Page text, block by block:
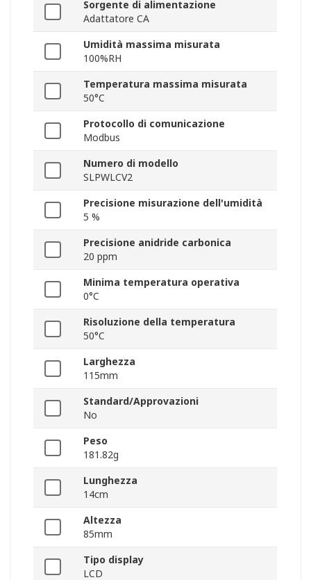
Sorgente di alimentazione
Adattatore CA
Umidità massima misurata
100%RH
Temperatura massima misurata
50°C
Protocollo di comunicazione
Modbus
Numero di modello
SLPWLCV2
Precisione misurazione dell'umidità
5 %
Precisione anidride carbonica
20 ppm
Minima temperatura operativa
0°C
Risoluzione della temperatura
50°C
Larghezza
115mm
Standard/Approvazioni
No
Peso
181.82g
Lunghezza
14cm
Altezza
85mm
Tipo display
LCD